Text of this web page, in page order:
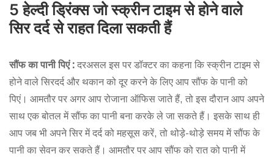
5 हेल्दी ड्रिंक्स जो स्क्रीन टाइम से होने वाले
सिर दर्द से राहत दिला सकती हैं
सौंफ का पानी पिएं : दरअसल इस पर डॉक्टर का कहना कि स्क्रीन टाइम से
होने वाले सिरदर्द और थकान को दूर करने के लिए आप सौंफ के पानी को
पिएं। आमतौर पर अगर आप रोजाना ऑफिस जाते हैं, तो इस दौरान आप अपने
साथ एक बोतल में सौंफ का पानी बना करके ले जा सकते हैं। इसके साथ ही
आप जब भी अपने सिर में दर्द को महसूस करें, तो थोड़े-थोड़े समय में सौंफ के
पानी का सेवन कर सकते हैं। आमतौर पर आप सौंफ को रात को पानी में